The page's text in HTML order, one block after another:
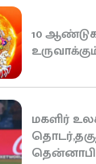
10
மகளிர்